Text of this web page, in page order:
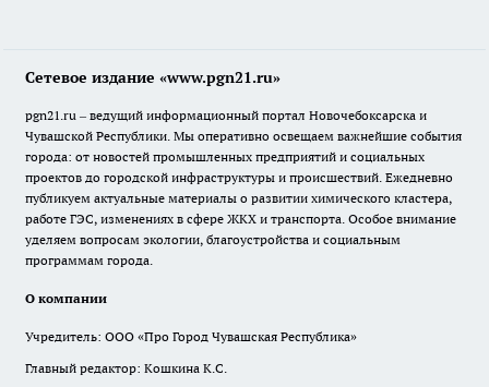
Сетевое издание «www.pgn21.ru»
pgn21.ru – ведущий информационный портал Новочебоксарска и
Чувашской Республики. Мы оперативно освещаем важнейшие события
города: от новостей промышленных предприятий и социальных
проектов до городской инфраструктуры и происшествий. Ежедневно
публикуем актуальные материалы о развитии химического кластера,
работе ГЭС, изменениях в сфере ЖКХ и транспорта. Особое внимание
уделяем вопросам экологии, благоустройства и социальным
программам города.
О компании
Учредитель: ООО «Про Город Чувашская Республика»
Главный редактор: Кошкина К.С.